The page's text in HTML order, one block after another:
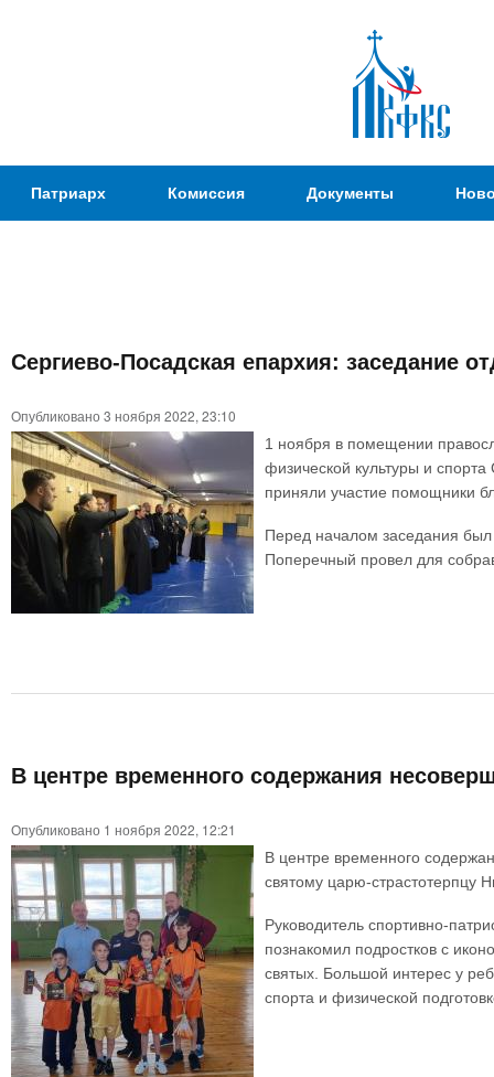
Патриаршая
Комиссия
спорта
Патриарх Комиссия Документы
здесь
Сергиево-Посадская епархия: заседание
Опубликовано 3 ноября 2022, 23:10
1 ноября в помещении
физической культуры и
приняли участие помощники
Перед началом заседания был
Поперечный провел для
В центре временного содержания
Опубликовано 1 ноября 2022, 12:21
В центре временного
святому царю-страстотерпцу
Руководитель спортивно-
познакомил подростков с
святых. Большой интерес у
спорта и физической